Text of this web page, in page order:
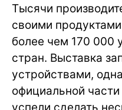
Тысячи
своими
более чем 170 000
стран. Выставка
устройствами,
официальной